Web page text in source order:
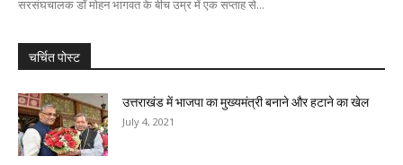
सरसंघचालक डॉ मोहन भागवत के बीच उम्र में एक सप्ताह से...
चर्चित पोस्ट
उत्तराखंड में भाजपा का मुख्यमंत्री बनाने और हटाने का खेल
July 4, 2021